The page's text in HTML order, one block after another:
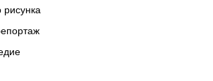
рисунка